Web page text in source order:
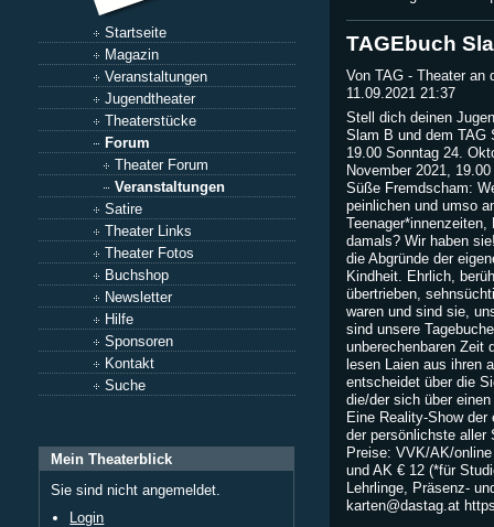
Startseite
Magazin
Veranstaltungen
Jugendtheater
Theaterstücke
Forum
Theater Forum
Veranstaltungen
Satire
Theater Links
Theater Fotos
Buchshop
Newsletter
Hilfe
Sponsoren
Kontakt
Suche
Mein Theaterblick
Sie sind nicht angemeldet.
Login
TAGEbuch
Von TAG - Theater an
11.09.2021 21:37
Stell dich deinen
Slam B und dem TAG
19.00 Sonntag 24.
November 2021,
Süße Fremdscham:
peinlichen und umso
damals? Wir haben
die Abgründe der
Kindheit. Ehrlich,
übertrieben,
waren und sind sie,
sind unsere
unberechenbaren Zeit
lesen Laien aus ihren
entscheidet über die
die/der sich über
Eine Reality-Show
der persönlichste aller
Preise: VVK/AK/
und AK € 12 (*für
Lehrlinge, Präsenz-
karten@dastag.at